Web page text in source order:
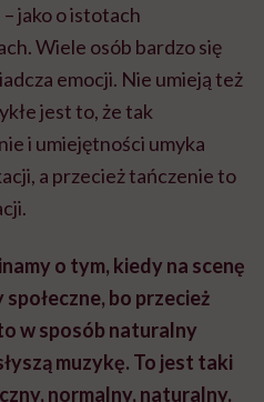
– jako o istotach
Wiele osób bardzo się
emocji. Nie umieją też
jest to, że tak
i umiejętności umyka
a przecież tańczenie to
o tym, kiedy na scenę
bo przecież
w sposób naturalny
muzykę. To jest taki
normalny, naturalny.